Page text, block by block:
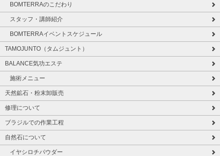
BOMTERRAのこだわり
スタッフ・講師紹介
BOMTERRAイベントスケジュール
TAMOJUNTO（タムジュント）
BALANCE気功エステ
施術メニュー
天然鉱石・粉末卸販売
修理について
ブラジルでの作業工程
自然石について
イヤシロチパウダー